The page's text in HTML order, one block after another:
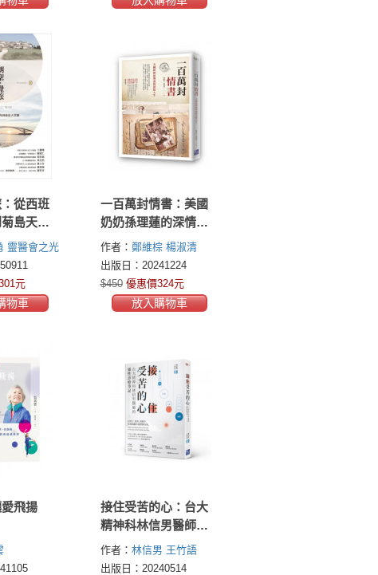
從西班
島天堂
靈醫會之光
）
元
物車
一百萬封情書：美國
奶奶孫理蓮的深情人
生（全新修訂版）
作者： 鄭維棕 楊淑清
出版日：20241224
$450 優惠價324元
放入購物車
飛揚
接住受苦的心：台大
精神科林信男醫師的
靈性診療筆記
作者： 林信男 王竹語
出版日：20240514